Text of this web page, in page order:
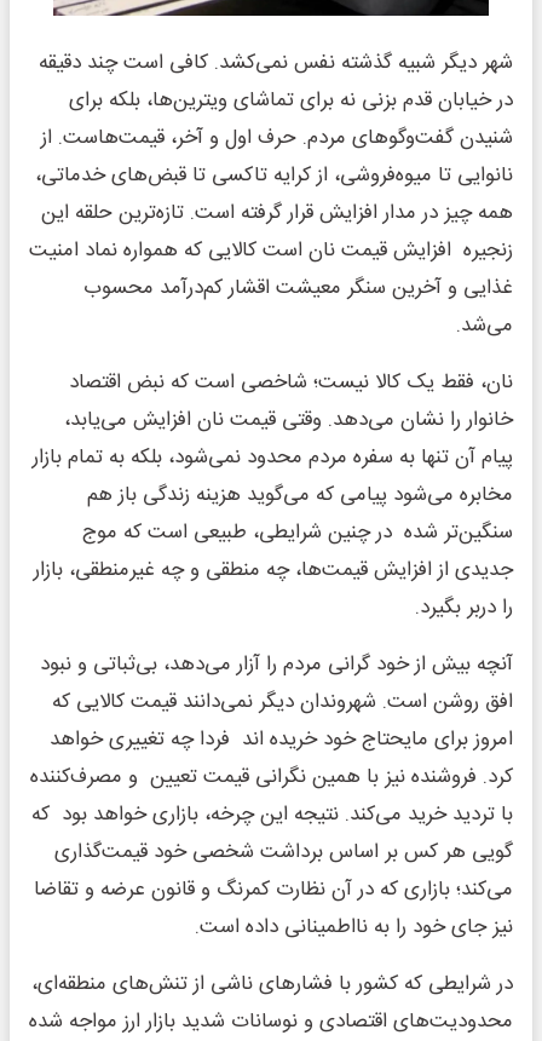
شهر دیگر شبیه گذشته نفس نمی‌کشد. کافی است چند دقیقه
در خیابان قدم بزنی نه برای تماشای ویترین‌ها، بلکه برای
شنیدن گفت‌وگوهای مردم. حرف اول و آخر، قیمت‌هاست. از
نانوایی تا میوه‌فروشی، از کرایه تاکسی تا قبض‌های خدماتی،
همه چیز در مدار افزایش قرار گرفته است. تازه‌ترین حلقه این
زنجیره افزایش قیمت نان است کالایی که همواره نماد امنیت
غذایی و آخرین سنگر معیشت اقشار کم‌درآمد محسوب
می‌شد.
نان، فقط یک کالا نیست؛ شاخصی است که نبض اقتصاد
خانوار را نشان می‌دهد. وقتی قیمت نان افزایش می‌یابد،
پیام آن تنها به سفره مردم محدود نمی‌شود، بلکه به تمام بازار
مخابره می‌شود پیامی که می‌گوید هزینه زندگی باز هم
سنگین‌تر شده در چنین شرایطی، طبیعی است که موج
جدیدی از افزایش قیمت‌ها، چه منطقی و چه غیرمنطقی، بازار
را دربر بگیرد.
آنچه بیش از خود گرانی مردم را آزار می‌دهد، بی‌ثباتی و نبود
افق روشن است. شهروندان دیگر نمی‌دانند قیمت کالایی که
امروز برای مایحتاج خود خریده اند فردا چه تغییری خواهد
کرد. فروشنده نیز با همین نگرانی قیمت تعیین و مصرف‌کننده
با تردید خرید می‌کند. نتیجه این چرخه، بازاری خواهد بود که
گویی هر کس بر اساس برداشت شخصی خود قیمت‌گذاری
می‌کند؛ بازاری که در آن نظارت کمرنگ و قانون عرضه و تقاضا
نیز جای خود را به نااطمینانی داده است.
در شرایطی که کشور با فشارهای ناشی از تنش‌های منطقه‌ای،
محدودیت‌های اقتصادی و نوسانات شدید بازار ارز مواجه شده